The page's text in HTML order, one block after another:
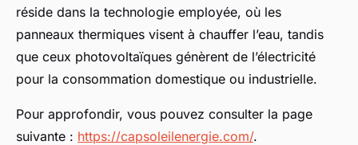
réside dans la technologie employée, où les
panneaux thermiques visent à chauffer l’eau, tandis
que ceux photovoltaïques génèrent de l’électricité
pour la consommation domestique ou industrielle.
Pour approfondir, vous pouvez consulter la page
suivante : https://capsoleilenergie.com/.